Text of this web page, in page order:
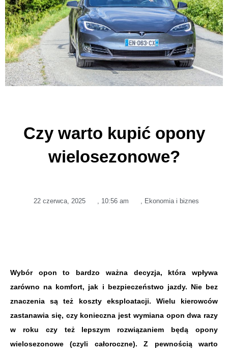
Czy warto kupić opony
wielosezonowe?
22 czerwca, 2025 , 10:56 am , Ekonomia i biznes
Wybór opon to bardzo ważna decyzja, która wpływa
zarówno na komfort, jak i bezpieczeństwo jazdy. Nie bez
znaczenia są też koszty eksploatacji. Wielu kierowców
zastanawia się, czy konieczna jest wymiana opon dwa razy
w roku czy też lepszym rozwiązaniem będą opony
wielosezonowe (czyli całoroczne). Z pewnością warto